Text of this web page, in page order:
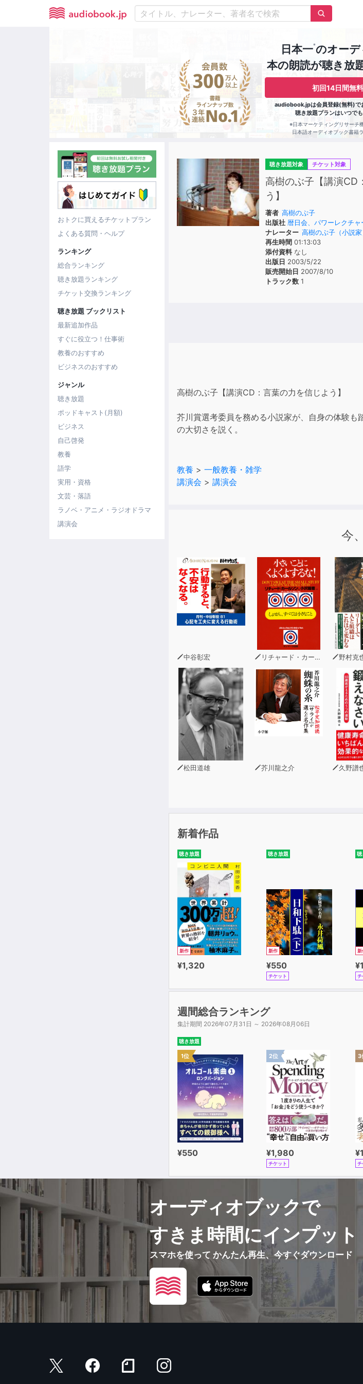
日本一※のオー
本の朗読が聴き放
初回14日間無
audiobook.jpは会員登録(無料)で
聴き放題プランはいつでも
※日本マーケティングリサーチ
日本語オーディオブック書籍
おトクに買えるチケットプラン
よくある質問・ヘルプ
ランキング
総合ランキング
聴き放題ランキング
チケット交換ランキング
聴き放題 ブックリスト
最新追加作品
すぐに役立つ！仕事術
教養のおすすめ
ビジネスのおすすめ
ジャンル
聴き放題
ポッドキャスト(月額)
ビジネス
自己啓発
教養
語学
実用・資格
文芸・落語
ラノベ・アニメ・ラジオドラマ
講演会
聴き放題対象 チケット対象
高樹のぶ子【講演CD
う】
著者 高樹のぶ子
出版社 暦日会、パワーレクチャ
ナレーター 高樹のぶ子（小説家
再生時間01:13:03
添付資料なし
出版日 2003/5/22
販売開始日 2007/8/10
トラック数1
高樹のぶ子【講演CD：言葉の力を信じよう】
芥川賞選考委員を務める小説家が、自身の体験
の大切さを説く。
教養 > 一般教養・雑学
講演会 > 講演会
今
中谷彰宏 リチャード・カールソン 野村克
松田道雄 芥川龍之介 久野譜
新着作品
聴き放題
新作
¥1,320
聴き放題
新作
¥550
チケット
聴
新
チ
週間総合ランキング
集計期間 2026年07月31日 ～ 2026年08月06日
聴き放題
1位
¥550
2位
¥1,980
チケット
3
チ
オーディオブックで
すきま時間にインプット
スマホを使って かんたん再生、今すぐダウンロード